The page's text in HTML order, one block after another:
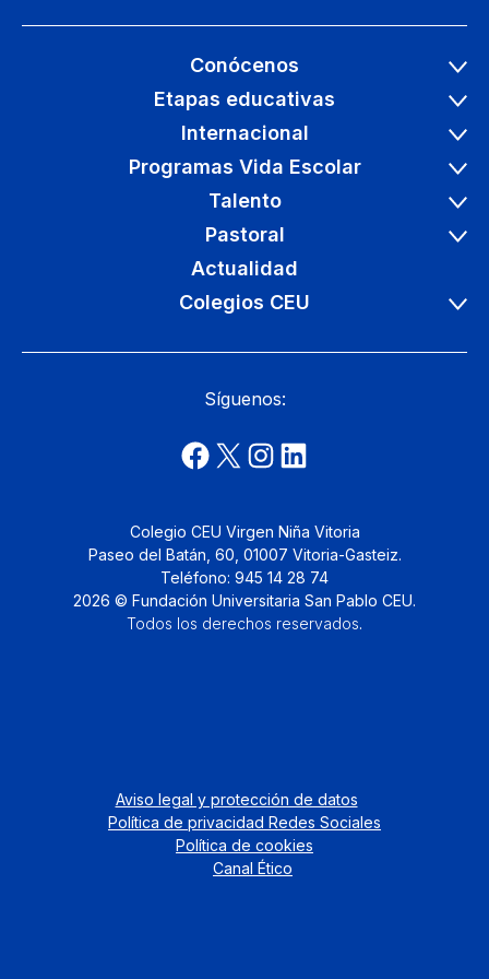
Conócenos
Etapas educativas
Internacional
Programas Vida Escolar
Talento
Pastoral
Actualidad
Colegios CEU
Síguenos:
Colegio CEU Virgen Niña Vitoria
Paseo del Batán, 60, 01007 Vitoria-Gasteiz.
Teléfono: 945 14 28 74
2026 © Fundación Universitaria San Pablo CEU.
Todos los derechos reservados.
Aviso legal y protección de datos
Política de privacidad Redes Sociales
Política de cookies
Canal Ético